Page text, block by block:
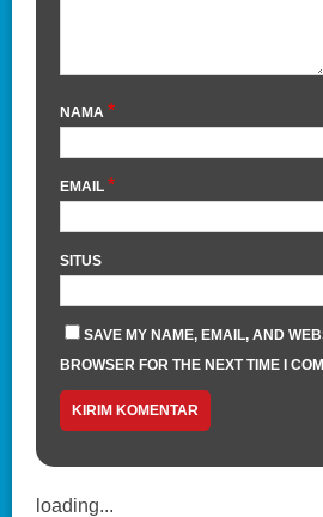
NAMA *
EMAIL *
SITUS
SAVE MY NAME, EMAIL, AND
BROWSER FOR THE NEXT TIME I
loading...